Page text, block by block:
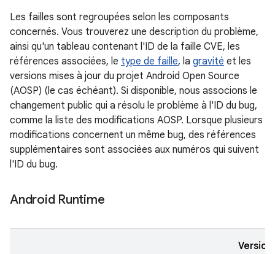
Les failles sont regroupées selon les composants
concernés. Vous trouverez une description du problème,
ainsi qu'un tableau contenant l'ID de la faille CVE, les
références associées, le type de faille, la gravité et les
versions mises à jour du projet Android Open Source
(AOSP) (le cas échéant). Si disponible, nous associons le
changement public qui a résolu le problème à l'ID du bug,
comme la liste des modifications AOSP. Lorsque plusieurs
modifications concernent un même bug, des références
supplémentaires sont associées aux numéros qui suivent
l'ID du bug.
Android Runtime